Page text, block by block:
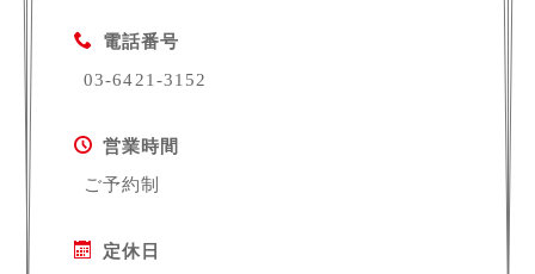
電話番号
03-6421-3152
営業時間
ご予約制
定休日